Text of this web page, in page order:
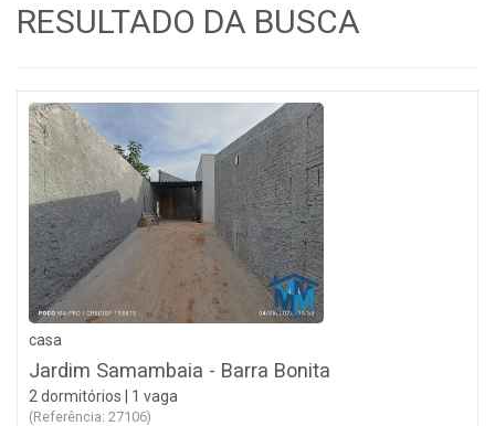
RESULTADO DA BUSCA
casa
Jardim Samambaia - Barra Bonita
2 dormitórios | 1 vaga
(Referência: 27106)